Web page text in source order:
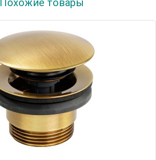
8.1000
Похожие товары